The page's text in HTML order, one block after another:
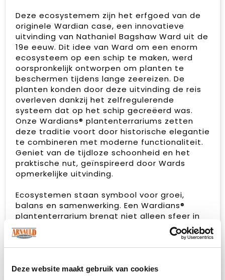
Deze website maakt gebruik van cookies
Deze ecosystemem zijn het erfgoed van de
originele Wardian case, een innovatieve
uitvinding van Nathaniel Bagshaw Ward uit de
19e eeuw. Dit idee van Ward om een enorm
ecosysteem op een schip te maken, werd
oorspronkelijk ontworpen om planten te
beschermen tijdens lange zeereizen. De
planten konden door deze uitvinding de reis
overleven dankzij het zelfregulerende
systeem dat op het schip gecreëerd was.
Onze Wardians® plantenterrariums zetten
deze traditie voort door historische elegantie
te combineren met moderne functionaliteit.
Geniet van de tijdloze schoonheid en het
praktische nut, geïnspireerd door Wards
opmerkelijke uitvinding.
Ecosystemen staan symbool voor groei,
balans en samenwerking. Een Wardians®
plantenterrarium brengt niet alleen sfeer in
huis of op kantoor, maar krijgt door
personalisatie ook een functioneel karakter.
Door de kurk of het hanglabel te bedrukken
jouw merk op een groene en originele manier